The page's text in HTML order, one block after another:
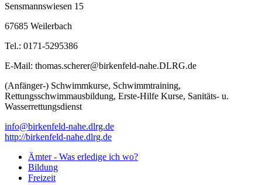
Sensmannswiesen 15
67685 Weilerbach
Tel.: 0171-5295386
E-Mail: thomas.scherer@birkenfeld-nahe.DLRG.de
(Anfänger-) Schwimmkurse, Schwimmtraining,
Rettungsschwimmausbildung, Erste-Hilfe Kurse, Sanitäts- u.
Wasserrettungsdienst
info@birkenfeld-nahe.dlrg.de
http://birkenfeld-nahe.dlrg.de
Ämter - Was erledige ich wo?
Bildung
Freizeit